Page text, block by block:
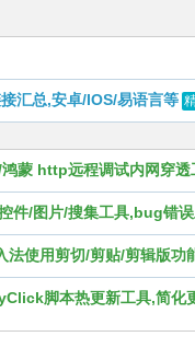
汇总,安卓/IOS/易语言等
鸿蒙 http远程调试内网穿
件/图片/搜集工具,bug错
入法使用剪切/剪贴/剪辑
脚本热更新工具,简化